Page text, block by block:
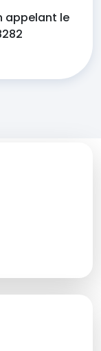
appelant le